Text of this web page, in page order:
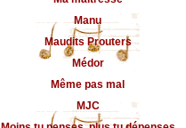
Manu
Maudits Prouters
Médor
Même pas mal
MJC